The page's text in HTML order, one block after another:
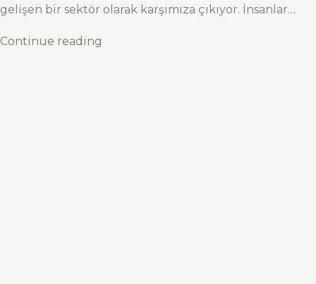
gelişen bir sektör olarak karşımıza çıkıyor. İnsanlar…
Continue reading